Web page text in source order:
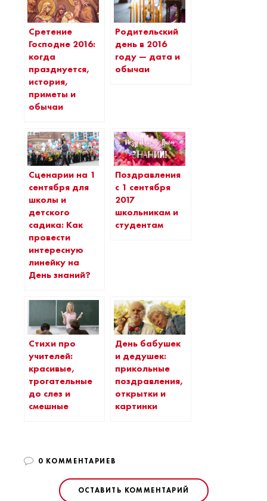
Сретение
Господне 2016:
когда
празднуется,
история,
приметы и
обычаи
Родительский
день в 2016
году — дата и
обычаи
Сценарии на 1
сентября для
школы и
детского
садика: Как
провести
интересную
линейку на
День знаний?
Поздравления
с 1 сентября
2017
школьникам и
студентам
Стихи про
учителей:
красивые,
трогательные
до слез и
смешные
День бабушек
и дедушек:
прикольные
поздравления,
открытки и
картинки
0 КОММЕНТАРИЕВ
ОСТАВИТЬ КОММЕНТАРИЙ